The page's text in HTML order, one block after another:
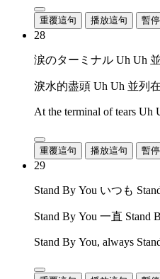
重覆這句 播放這句 暫停
28
涙のターミナル Uh Uh
淚水的盡頭 Uh Uh 並列
At the terminal of tears Uh
重覆這句 播放這句 暫停
29
Stand By You いつも
Stand By You 一直 Stand
Stand By You, always